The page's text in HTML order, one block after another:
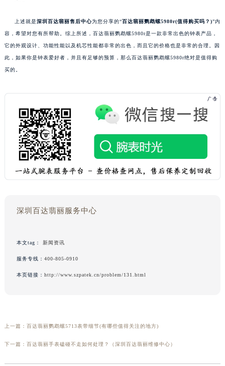
上述就是深圳百达翡丽售后中心为您分享的“百达翡丽鹦鹉螺5980r(值得购买吗？)”内
容，希望对您有所帮助。综上所述，百达翡丽鹦鹉螺5980r是一款非常出色的钟表产品，
它的外观设计、功能性能以及机芯性能都非常的出色，而且它的价格也是非常的合理。因
此，如果你是钟表爱好者，并且有足够的预算，那么百达翡丽鹦鹉螺5980r绝对是值得购
买的。
深圳百达翡丽服务中心
本文tag： 新闻资讯
服务专线： 400-805-0910
本页链接： http://www.szpatek.cn/problem/131.html
上一篇： 百达翡丽鹦鹉螺5713表带细节(有哪些值得关注的地方)
下一篇： 百达翡丽手表磕碰不走如何处理？（深圳百达翡丽维修中心）